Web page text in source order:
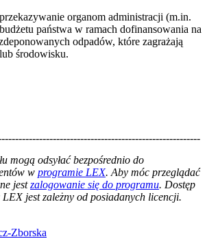
organom administracji (m.in.
państwa w ramach dofinansowania na
odpadów, które zagrażają
środowisku.
mogą odsyłać bezpośrednio do
w programie LEX. Aby móc przeglądać
jestzalogowanie się do programu. Dostęp
jest zależny od posiadanych licencji.
Zborska